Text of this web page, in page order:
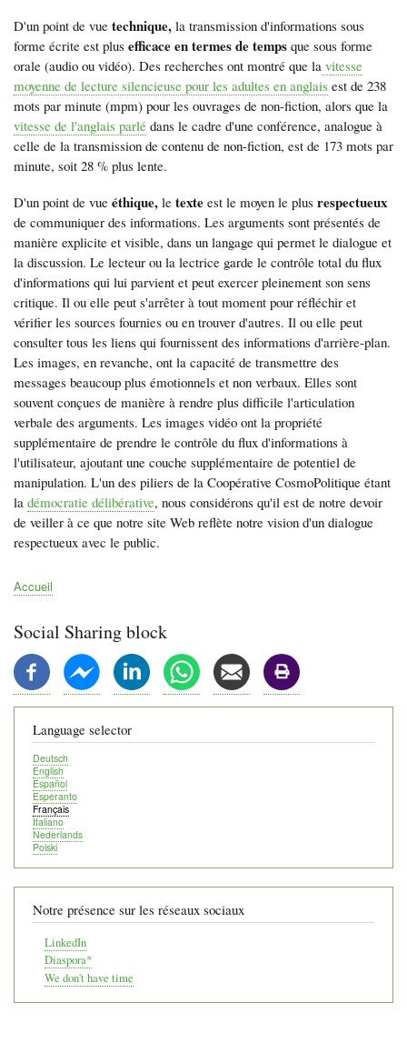
D'un point de vue technique, la transmission d'informations sous
forme écrite est plus efficace en termes de temps que sous forme
orale (audio ou vidéo). Des recherches ont montré que la vitesse
moyenne de lecture silencieuse pour les adultes en anglais est de 238
mots par minute (mpm) pour les ouvrages de non-fiction, alors que la
vitesse de l'anglais parlé dans le cadre d'une conférence, analogue à
celle de la transmission de contenu de non-fiction, est de 173 mots par
minute, soit 28 % plus lente.
D'un point de vue éthique, le texte est le moyen le plus respectueux
de communiquer des informations. Les arguments sont présentés de
manière explicite et visible, dans un langage qui permet le dialogue et
la discussion. Le lecteur ou la lectrice garde le contrôle total du flux
d'informations qui lui parvient et peut exercer pleinement son sens
critique. Il ou elle peut s'arrêter à tout moment pour réfléchir et
vérifier les sources fournies ou en trouver d'autres. Il ou elle peut
consulter tous les liens qui fournissent des informations d'arrière-plan.
Les images, en revanche, ont la capacité de transmettre des
messages beaucoup plus émotionnels et non verbaux. Elles sont
souvent conçues de manière à rendre plus difficile l'articulation
verbale des arguments. Les images vidéo ont la propriété
supplémentaire de prendre le contrôle du flux d'informations à
l'utilisateur, ajoutant une couche supplémentaire de potentiel de
manipulation. L'un des piliers de la Coopérative CosmoPolitique étant
la démocratie délibérative, nous considérons qu'il est de notre devoir
de veiller à ce que notre site Web reflète notre vision d'un dialogue
respectueux avec le public.
d'Ariane
Accueil
Social Sharing block
Language selector
Deutsch
English
Español
Esperanto
Français
Italiano
Nederlands
Polski
Notre présence sur les réseaux sociaux
LinkedIn
Diaspora*
We don't have time